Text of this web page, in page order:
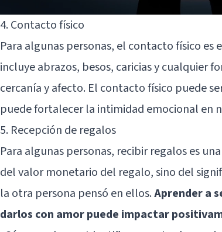
4. Contacto físico
Para algunas personas, el contacto físico es
incluye abrazos, besos, caricias y cualquier
cercanía y afecto. El contacto físico puede
puede fortalecer la intimidad emocional en
5. Recepción de regalos
Para algunas personas, recibir regalos es
del valor monetario del regalo, sino del
la otra persona pensó en ellos.Aprender a
darlos con amor puede impactar